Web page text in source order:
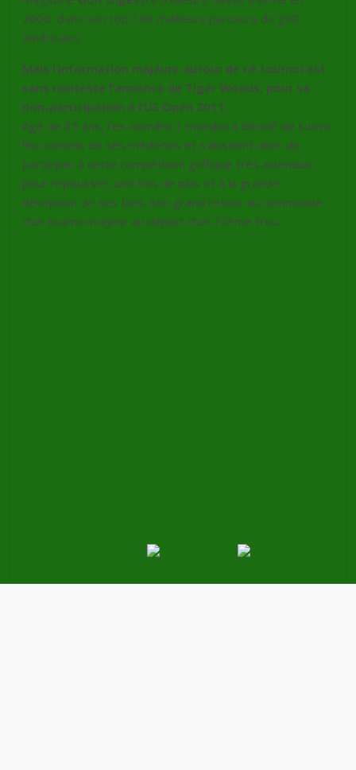
2006, dans son top 100 meilleurs parcours de golf
américains.
Mais l’information majeure autour de ce tournoi est
sans conteste l’annonce de Tiger Woods, pour sa
non-participation à l’US Open 2011.
Agé de 35 ans, l’ex-numéro 1 mondial a décidé de suivre
les conseils de ses médecins et s’abstient donc de
participer à cette compétition golfique très attendue,
pour repousser, une fois de plus et à la grande
déception de ses fans, son grand retour au commande
d’un tournoi majeur au départ d’un 72ème trou.